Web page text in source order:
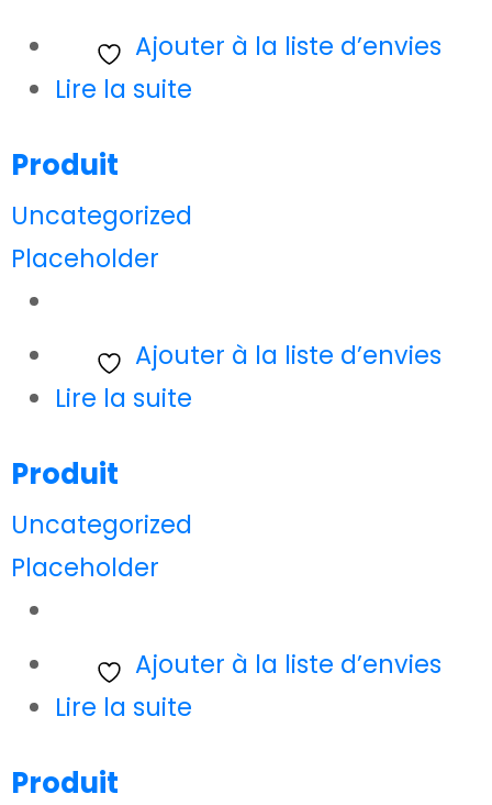
Ajouter à la liste d’envies
Lire la suite
Produit
Uncategorized
Placeholder
Ajouter à la liste d’envies
Lire la suite
Produit
Uncategorized
Placeholder
Ajouter à la liste d’envies
Lire la suite
Produit